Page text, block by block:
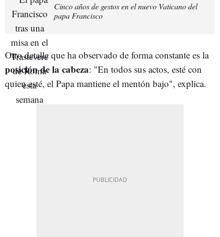
Cinco años de gestos en el nuevo Vaticano del
papa Francisco
Otro detalle que ha observado de forma constante es la
posición de la cabeza: "En todos sus actos, esté con
quien esté, el Papa mantiene el mentón bajo", explica.